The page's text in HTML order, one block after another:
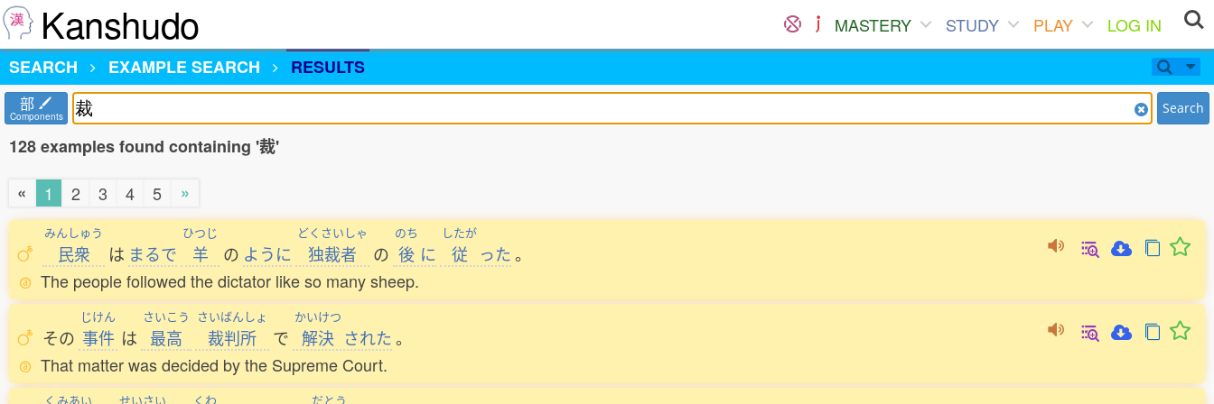
Kanshudo MASTERY STUDY PLAY
LOG IN
SEARCH
EXAMPLE SEARCH RESULTS
部
Components Search
128 examples found containing '裁'
«
1 2 3 4 5 »
みんしゅう
民衆 は まるで
ひつじ
羊 の ように
どくさいしゃ
独裁者 の
のち
後 に
したが
従 った。
The people followed the dictator like so many sheep.
その
じけん
事件 は
さいこう
最高
さいばんしょ
裁判所 で
かいけつ
解決 された。
That matter was decided by the Supreme Court.
くみあい せいさい くわ だとう